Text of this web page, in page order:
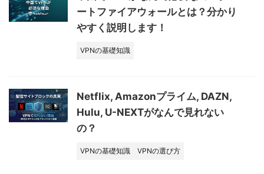
ートファイアウォールとは？分かり
やすく説明します！
VPNの基礎知識
Netflix, Amazonプライム, DAZN,
Hulu, U-NEXTがなんで見れない
の？
VPNの基礎知識 VPNの選び方